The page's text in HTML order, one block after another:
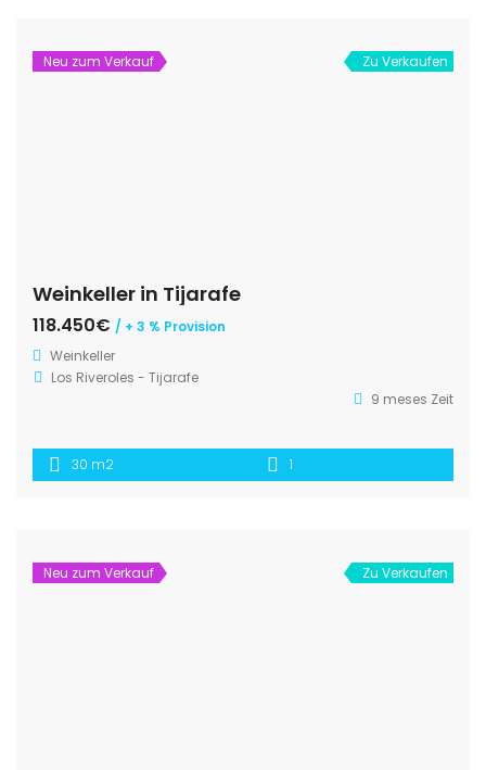
Neu zum Verkauf Zu Verkaufen
Weinkeller in Tijarafe
118.450€ / + 3 % Provision
Weinkeller
Los Riveroles - Tijarafe
9 meses Zeit
30 m2 1
Neu zum Verkauf Zu Verkaufen